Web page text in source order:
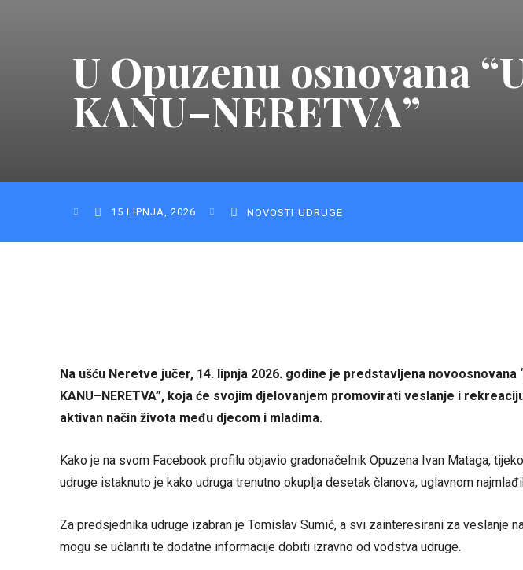
U Opuzenu osnovana
KANU–NERETVA”
15 LIPNJA, 2026 NOVOSTI UDRUGE
Na ušću Neretve jučer, 14. lipnja 2026. godine je predstavljena novoosnovana
KANU–NERETVA”, koja će svojim djelovanjem promovirati veslanje i
aktivan način života među djecom i mladima.
Kako je na svom Facebook profilu objavio gradonačelnik Opuzena Ivan Mataga,
udruge istaknuto je kako udruga trenutno okuplja desetak članova, uglavnom
Za predsjednika udruge izabran je Tomislav Sumić, a svi zainteresirani za veslanje
mogu se učlaniti te dodatne informacije dobiti izravno od vodstva udruge.